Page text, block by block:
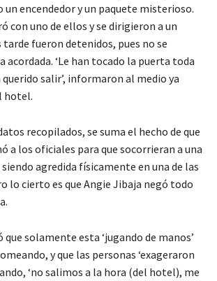
un encendedor y un paquete misterioso.
con uno de ellos y se dirigieron a un
fueron detenidos, pues no se
acordada. ‘Le han tocado la puerta toda
querido salir’, informaron al medio ya
hotel.
recopilados, se suma el hecho de que
a los oficiales para que socorrieran a una
agredida físicamente en una de las
lo cierto es que Angie Jibaja negó todo
que solamente esta ‘jugando de manos’
y que las personas ‘exageraron
‘no salimos a la hora (del hotel), me